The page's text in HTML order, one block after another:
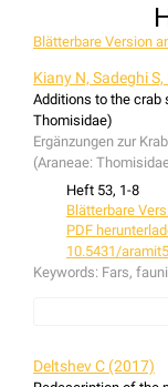
Blätterbare Version
Kiany N, Sadeghi
Additions to the crab
Thomisidae)
Ergänzungen zur
(Araneae:
Heft 53, 1-8
Blätterbare
PDF
10.5431/
Keywords: Fars,
Province in Iran is
records are given for
Deltshev C (2017)